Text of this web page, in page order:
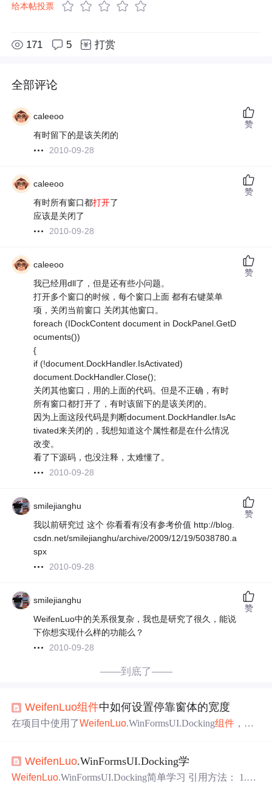
给本帖投票
171 5 打赏
全部评论
caleeoo
有时留下的是该关闭的
2010-09-28
赞
caleeoo
有时所有窗口都打开了
应该是关闭了
2010-09-28
赞
caleeoo
我已经用dll了，但是还有些小问题。
打开多个窗口的时候，每个窗口上面 都有右键菜单
项，关闭当前窗口 关闭其他窗口。
foreach (IDockContent document in DockPanel.GetD
ocuments())
{
if (!document.DockHandler.IsActivated)
document.DockHandler.Close();
关闭其他窗口，用的上面的代码。但是不正确，有时
所有窗口都打开了，有时该留下的是该关闭的。
因为上面这段代码是判断document.DockHandler.IsAc
tivated来关闭的，我想知道这个属性都是在什么情况
改变。
看了下源码，也没注释，太难懂了。
2010-09-28
赞
smilejianghu
我以前研究过 这个 你看看有没有参考价值 http://blog.
csdn.net/smilejianghu/archive/2009/12/19/5038780.a
spx
2010-09-28
赞
smilejianghu
WeifenLuo中的关系很复杂，我也是研究了很久，能说
下你想实现什么样的功能么？
2010-09-28
赞
——到底了——
WeifenLuo组件中如何设置停靠窗体的宽度
在项目中使用了WeifenLuo.WinFormsUI.Docking组件 ，窗
窗体的内容显示不完全，降低了用户体验。 停靠窗体有两
种状态，一种是固定停靠显示，一种是自动隐藏停靠显
WeifenLuo.WinFormsUI.Docking学
WeifenLuo.WinFormsUI.Docking简单学习 引用方法： 1.建